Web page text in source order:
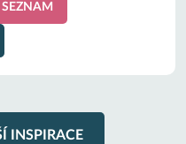
INSPIRACE